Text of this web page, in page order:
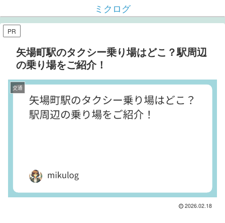
ミクログ
PR
矢場町駅のタクシー乗り場はどこ？駅周辺
の乗り場をご紹介！
交通
2026.02.18